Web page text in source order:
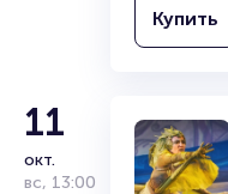
Купить
11
окт.
вс, 13:00